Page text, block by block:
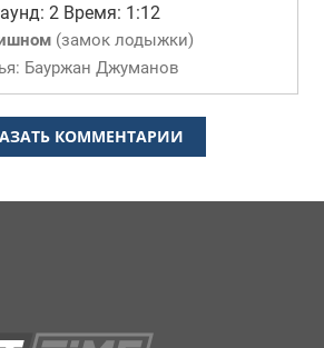
2 Время: 1:12
(замок лодыжки)
Бауржан Джуманов
КОММЕНТАРИИ